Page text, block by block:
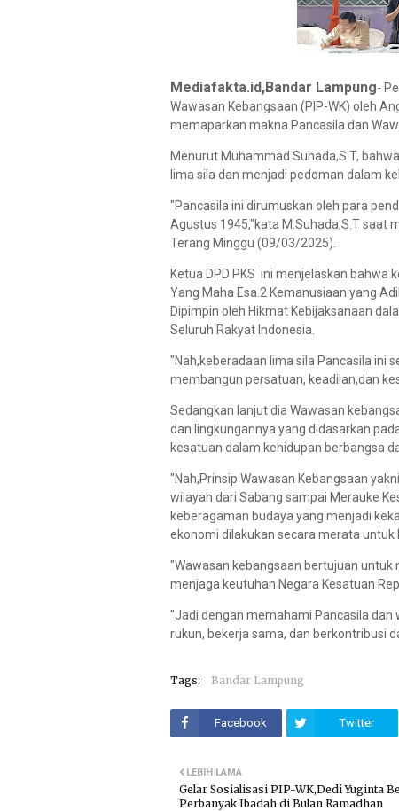
Mediafakta.id,Bandar Lampung-
Wawasan Kebangsaan (PIP-WK) oleh
memaparkan makna Pancasila dan
Menurut Muhammad Suhada,S.T,
lima sila dan menjadi pedoman dalam
"Pancasila ini dirumuskan oleh para
Agustus 1945,"kata M.Suhada,S.T saat
Terang Minggu (09/03/2025).
Ketua DPD PKS ini menjelaskan bahwa
Yang Maha Esa.2 Kemanusiaan yang
Dipimpin oleh Hikmat Kebijaksanaan
Seluruh Rakyat Indonesia.
"Nah,keberadaan lima sila Pancasila ini
membangun persatuan, keadilan,dan
Sedangkan lanjut dia Wawasan
dan lingkungannya yang didasarkan
kesatuan dalam kehidupan berbangsa
"Nah,Prinsip Wawasan Kebangsaan
wilayah dari Sabang sampai Merauke
keberagaman budaya yang menjadi
ekonomi dilakukan secara merata untuk
"Wawasan kebangsaan bertujuan
menjaga keutuhan Negara Kesatuan
"Jadi dengan memahami Pancasila
rukun, bekerja sama, dan berkontribusi
Tags: Bandar Lampung
Facebook Twitter
LEBIH LAMA
Gelar Sosialisasi PIP-WK,Dedi Yuginta
Perbanyak Ibadah di Bulan Ramadhan